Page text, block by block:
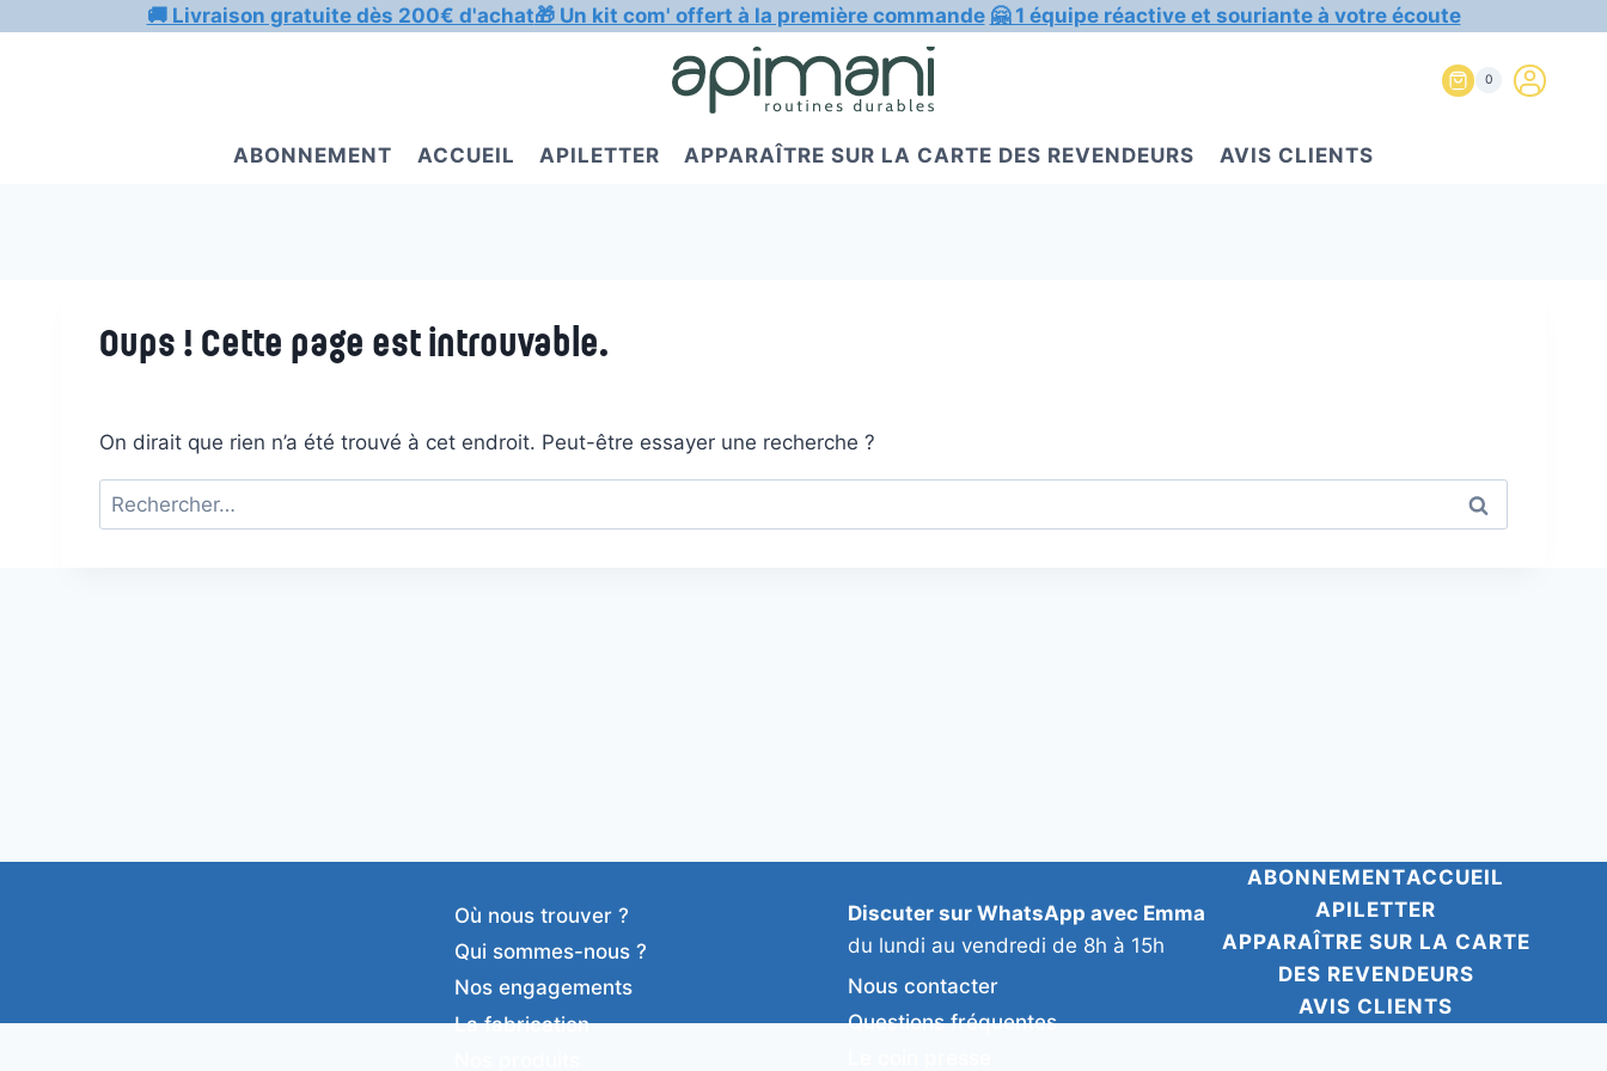
🚚 Livraison gratuite dès 200€ d'achat🎁 Un kit com' offert à la première commande 🤗 1 équipe réactive et souriante à votre écoute
0
ABONNEMENT ACCUEIL APILETTER APPARAÎTRE SUR LA CARTE DES REVENDEURS AVIS CLIENTS
Oups ! Cette page est introuvable.
On dirait que rien n’a été trouvé à cet endroit. Peut-être essayer une recherche ?
Rechercher :
Où nous trouver ?
Qui sommes-nous ?
Nos engagements
La fabrication
Discuter sur WhatsApp avec Emma
du lundi au vendredi de 8h à 15h
Nous contacter
Questions fréquentes
ABONNEMENTACCUEIL
APILETTER
APPARAÎTRE SUR LA CARTE
DES REVENDEURS
AVIS CLIENTS